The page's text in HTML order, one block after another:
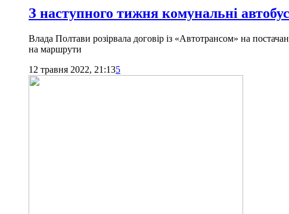
З наступного тижня комунальні
Влада Полтави розірвала договір із «Автотрансом» на
на маршрути
12 травня 2022, 21:135